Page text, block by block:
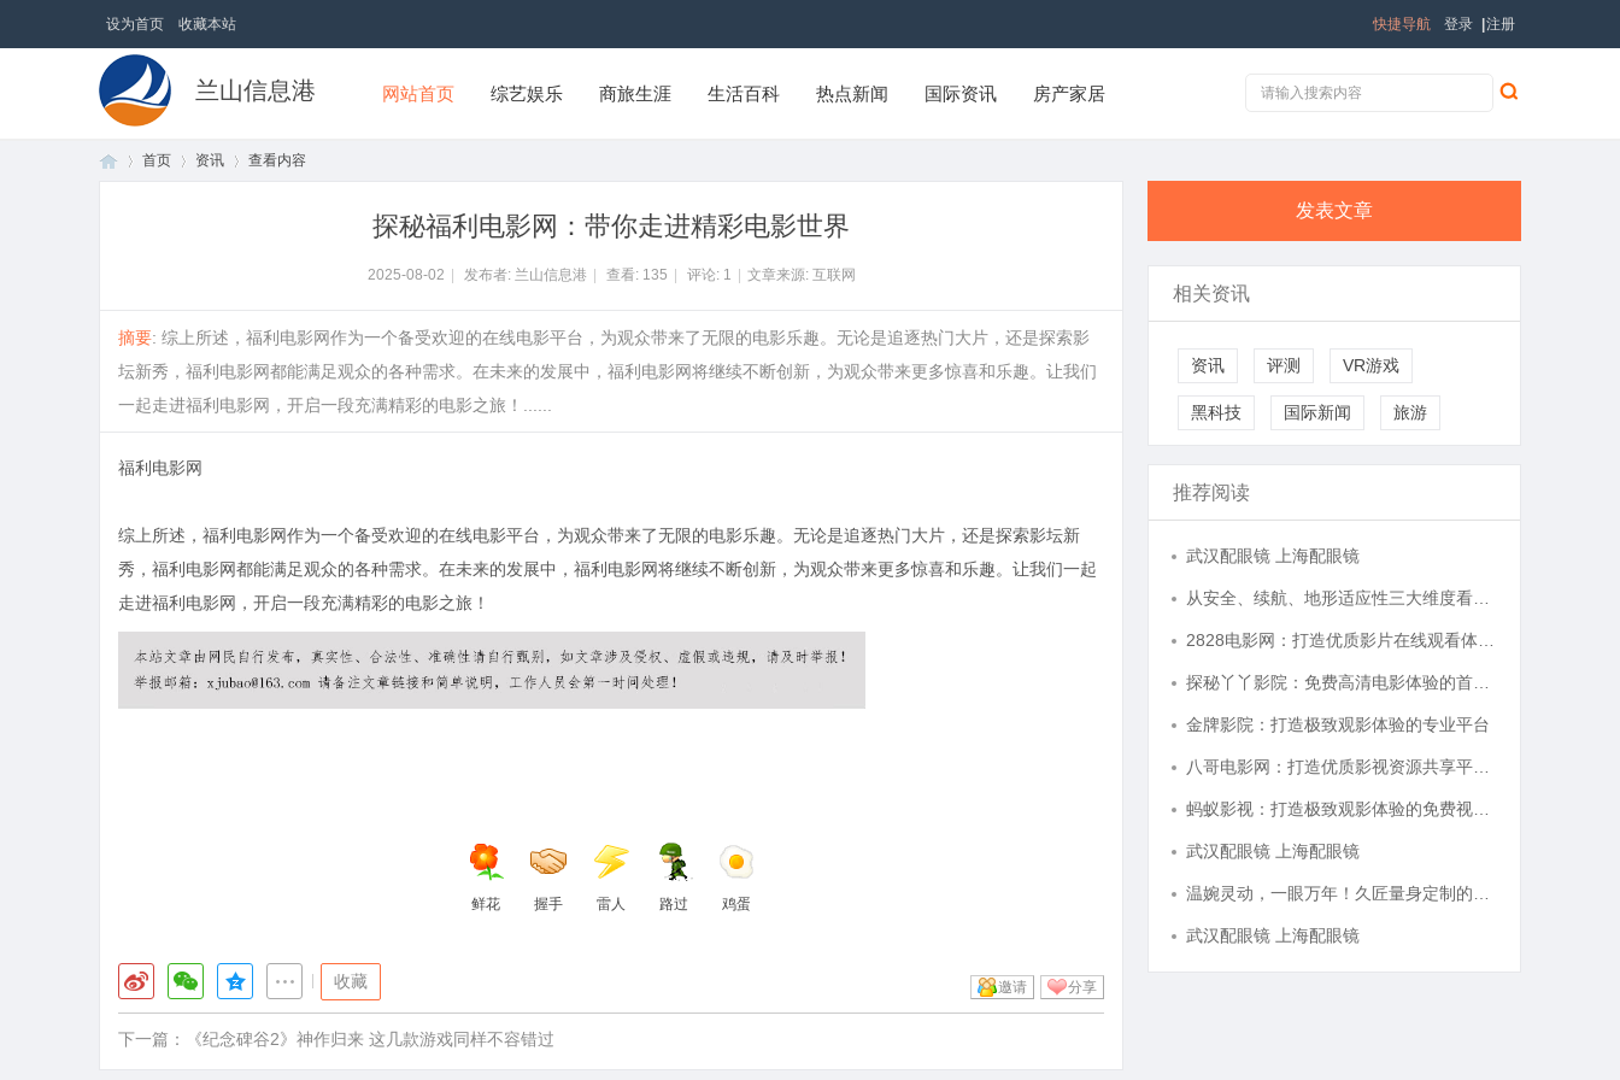
设为首页 收藏本站 登录 注册
快捷导航
兰山信息港 网站首页 综艺娱乐 商旅生涯 生活百科 热点新闻 国际资讯 房产家居
首页 资讯 查看内容
探秘福利电影网：带你走进精彩电影世界
2025-08-02 发布者: 兰山信息港 查看: 135 评论: 1 文章来源: 互联网
摘要: 综上所述，福利电影网作为一个备受欢迎的在线电影平台，为观众带来了无限的电影乐趣。无论是追逐热门大片，还是探索影
坛新秀，福利电影网都能满足观众的各种需求。在未来的发展中，福利电影网将继续不断创新，为观众带来更多惊喜和乐趣。让我们
一起走进福利电影网，开启一段充满精彩的电影之旅！......
福利电影网
综上所述，福利电影网作为一个备受欢迎的在线电影平台，为观众带来了无限的电影乐趣。无论是追逐热门大片，还是探索影坛新
秀，福利电影网都能满足观众的各种需求。在未来的发展中，福利电影网将继续不断创新，为观众带来更多惊喜和乐趣。让我们一起
走进福利电影网，开启一段充满精彩的电影之旅！
鲜花 握手 雷人 路过 鸡蛋
收藏 分享
邀请
下一篇： 《纪念碑谷2》神作归来 这几款游戏同样不容错过
发表文章
相关资讯
资讯 评测 VR游戏
黑科技 国际新闻 旅游
推荐阅读
武汉配眼镜 上海配眼镜
金牌影院：打造极致观影体验的专业平台
武汉配眼镜 上海配眼镜
武汉配眼镜 上海配眼镜